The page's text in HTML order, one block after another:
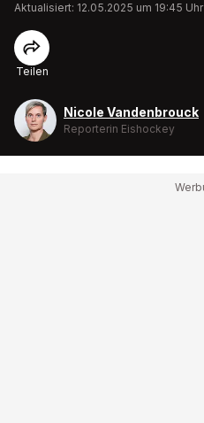
Aktualisiert: 12.05.2025 um 19:45 Uhr
Teilen
Nicole Vandenbrouck
Reporterin Eishockey